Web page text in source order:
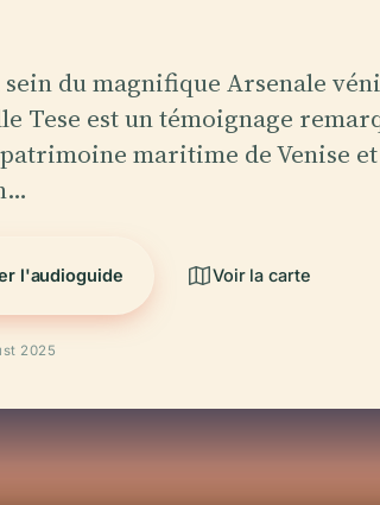
sein du magnifique Arsenale
Tese est un témoignage
maritime de Venise
l'audioguide Voir la carte
2025